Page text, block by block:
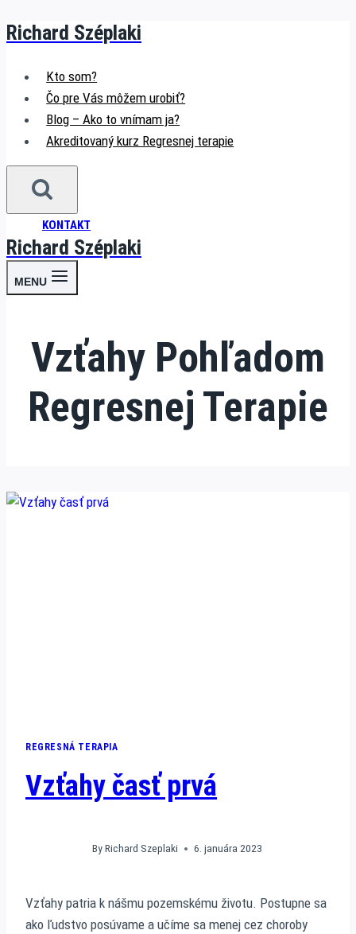
Skip
content
Richard Széplaki
Kto som?
Čo pre Vás môžem urobiť?
Blog – Ako to vnímam ja?
Akreditovaný kurz Regresnej terapie
KONTAKT
Richard Széplaki
MENU
Vzťahy Pohľadom
Regresnej Terapie
REGRESNÁ TERAPIA
Vzťahy časť prvá
ByRichard Szeplaki 6. januára 2023
Vzťahy patria k nášmu pozemskému životu. Postupne sa
ako ľudstvo posúvame a učíme sa menej cez choroby